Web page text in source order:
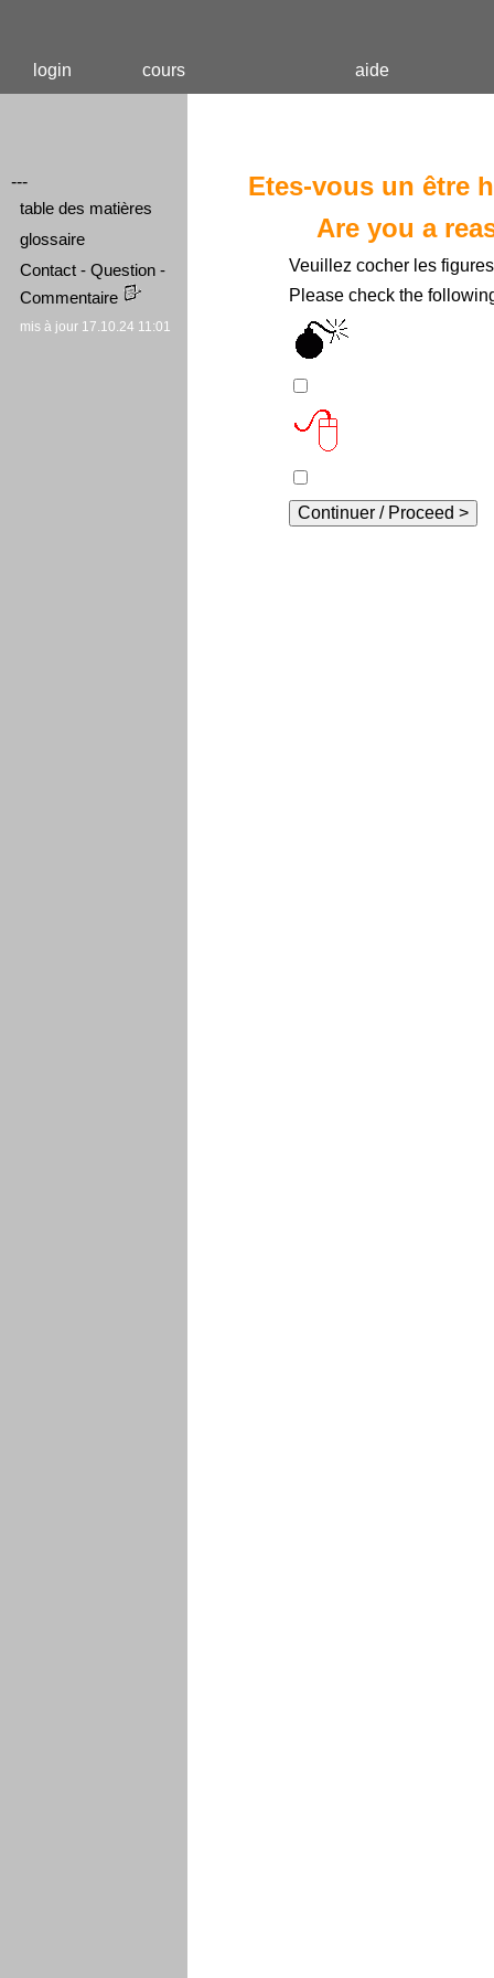
login cours aide
---
table des matières
glossaire
Contact - Question -
Commentaire
mis à jour 17.10.24 11:01
Etes-vous un être
Are you a
Veuillez cocher les
Please check the